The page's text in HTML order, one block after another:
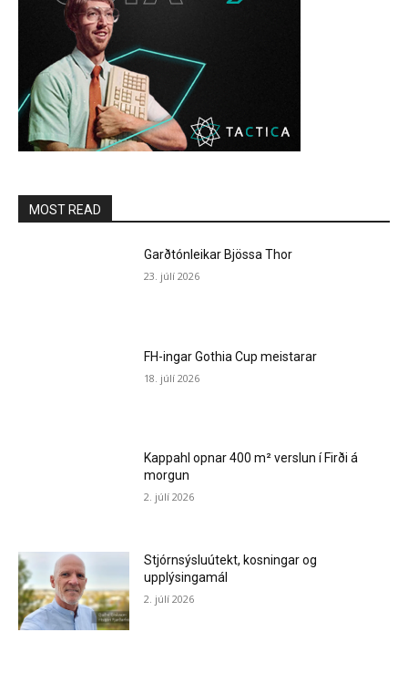
MOST READ
Garðtónleikar Bjössa Thor
23. júlí 2026
FH-ingar Gothia Cup meistarar
18. júlí 2026
Kappahl opnar 400 m² verslun í Firði á
morgun
2. júlí 2026
Stjórnsýsluútekt, kosningar og
upplýsingamál
2. júlí 2026